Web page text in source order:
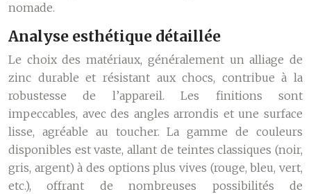
nomade.
Analyse esthétique détaillée
Le choix des matériaux, généralement un alliage de
zinc durable et résistant aux chocs, contribue à la
robustesse de l’appareil. Les finitions sont
impeccables, avec des angles arrondis et une surface
lisse, agréable au toucher. La gamme de couleurs
disponibles est vaste, allant de teintes classiques (noir,
gris, argent) à des options plus vives (rouge, bleu, vert,
etc.), offrant de nombreuses possibilités de